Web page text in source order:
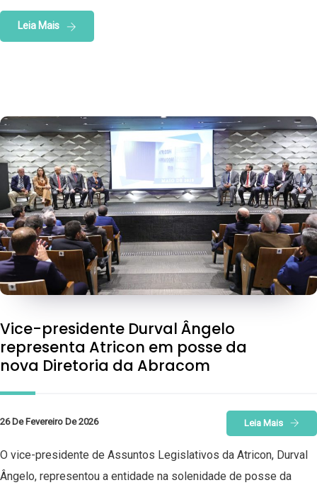
Leia Mais
Vice-presidente Durval Ângelo
representa Atricon em posse da
nova Diretoria da Abracom
26 De Fevereiro De 2026 Leia Mais
O vice-presidente de Assuntos Legislativos da Atricon, Durval
Ângelo, representou a entidade na solenidade de posse da